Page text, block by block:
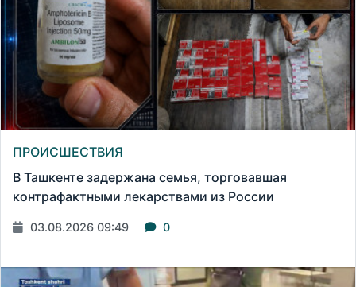
ПРОИСШЕСТВИЯ
В Ташкенте задержана семья, торговавшая
контрафактными лекарствами из России
03.08.2026 09:49 0